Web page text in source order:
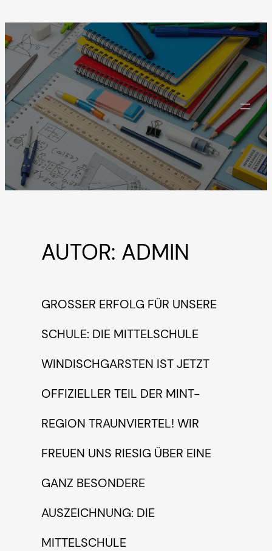
ZUM
INHALT
SPRINGEN
AUTOR: ADMIN
GROSSER ERFOLG FÜR UNSERE S
CHULE: DIE MITTELSCHULE W
INDISCHGARSTEN IST JETZT O
FFIZIELLER TEIL DER MINT-R
EGION TRAUNVIERTEL! WIR F
REUEN UNS RIESIG ÜBER EINE G
ANZ BESONDERE A
USZEICHNUNG: DIE M
ITTELSCHULE W